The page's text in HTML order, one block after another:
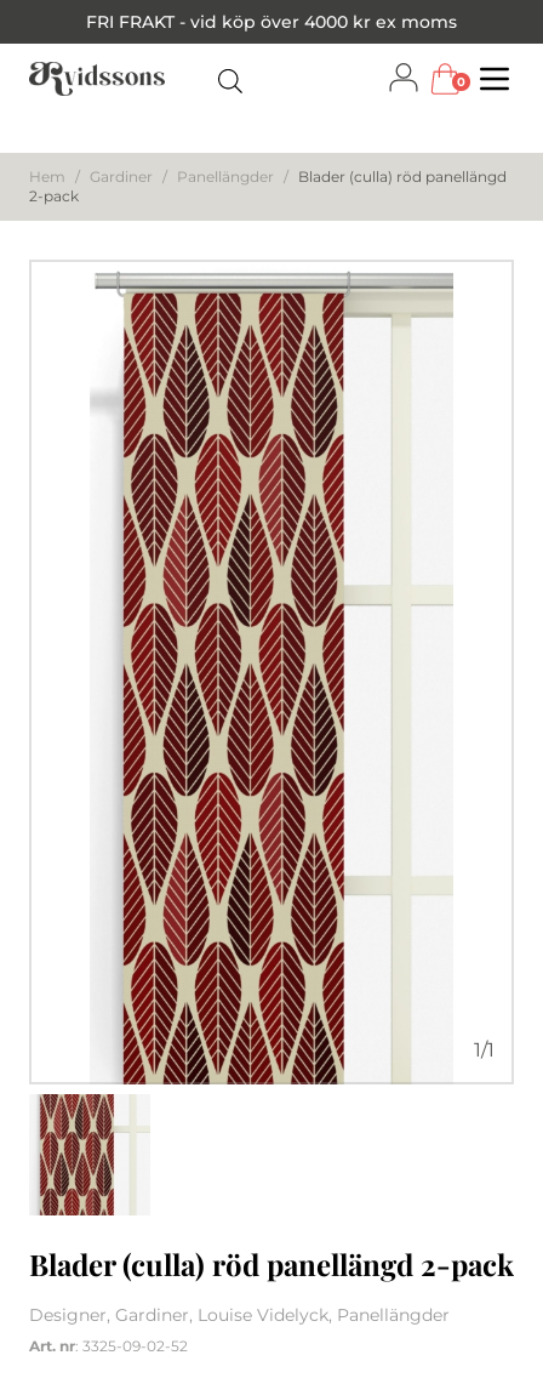
FRI FRAKT - vid köp över 4000 kr ex moms
0
Hem / Gardiner / Panellängder / Blader (culla) röd panellängd
2-pack
1/1
Blader (culla) röd panellängd 2-pack
Designer, Gardiner, Louise Videlyck, Panellängder
Art. nr: 3325-09-02-52